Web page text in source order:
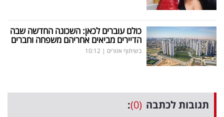
כולם עוברים לכאן: השכונה החדשה שבה
הדיירים מביאים אחריהם משפחה וחברים
בשיתוף אזורים |
10:12
תגובות לכתבה (0)
: